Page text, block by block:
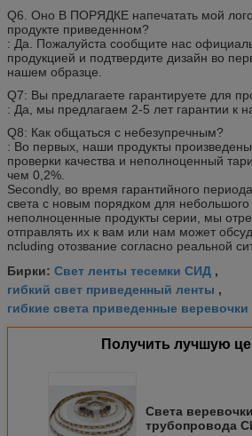
Q6. Оно В ПОРЯДКЕ напечатать мой
продукте приведенном?
: Да. Пожалуйста сообщите нас
продукцией и подтвердите дизайн во
нашем образце.
Q7: Вы предлагаете гарантируете для
: Да, мы предлагаем 2-5 лет гарантии к
Q8: Как общаться с небезупречным?
: Во первых, наши продукты произведены
проверки качества и неполноценный
чем 0,2%.
Secondly, во время гарантийного
света с новым порядком для небольшого
неполноценные продукты серии, мы
отправлять их к вам или нам может
ncluding отозвание согласно реальной
Бирки: Свет ленты тесемки СИД ,
гибкий свет приведенный ленты ,
гибкие света приведенные веревочки
Получить лучшую
Света
трубопровода